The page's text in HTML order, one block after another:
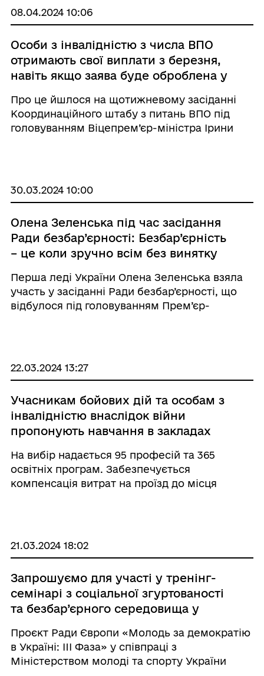
08.04.2024 10:06
Особи з інвалідністю з числа ВПО
отримають свої виплати з березня,
навіть якщо заява буде оброблена у
Про це йшлося на щотижневому засіданні
Координаційного штабу з питань ВПО під
головуванням Віцепрем’єр-міністра Ірини
міся ...
30.03.2024 10:00
Олена Зеленська під час засідання
Ради безбар’єрності: Безбар’єрність
– це коли зручно всім без винятку
Перша леді України Олена Зеленська взяла
участь у засіданні Ради безбар’єрності, що
відбулося під головуванням Прем’єр-
представників си ...
22.03.2024 13:27
Учасникам бойових дій та особам з
інвалідністю внаслідок війни
пропонують навчання в закладах
Державної служби зайнятості
На вибір надається 95 професій та 365
освітніх програм. Забезпечується
компенсація витрат на проїзд до місця
навчання здійснюється за р ...
21.03.2024 18:02
Запрошуємо для участі у тренінг-
семінарі з соціальної згуртованості
та безбар’єрного середовища у
Проєкт Ради Європи «Молодь за демократію
в Україні: III Фаза» у співпраці з
Міністерством молоді та спорту України